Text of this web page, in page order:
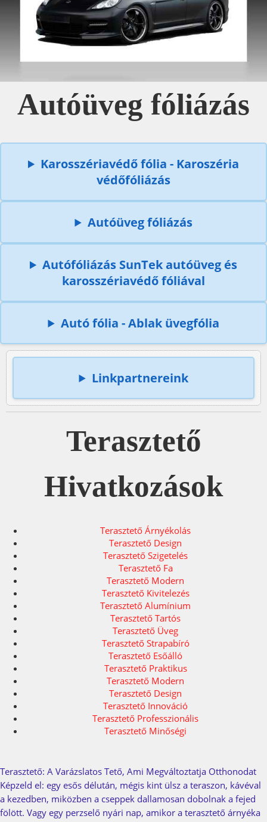
Autóüveg fóliázás
Karosszériavédő fólia - Karoszéria
védőfóliázás
Autóüveg fóliázás
Autófóliázás SunTek autóüveg és
karosszériavédő fóliával
Autó fólia - Ablak üvegfólia
Linkpartnereink
Terasztető
Hivatkozások
Terasztető Árnyékolás
Terasztető Design
Terasztető Szigetelés
Terasztető Fa
Terasztető Modern
Terasztető Kivitelezés
Terasztető Alumínium
Terasztető Tartós
Terasztető Üveg
Terasztető Strapabíró
Terasztető Esőálló
Terasztető Praktikus
Terasztető Modern
Terasztető Design
Terasztető Innováció
Terasztető Professzionális
Terasztető Minőségi
Terasztető: A Varázslatos Tető, Ami Megváltoztatja Otthonodat
Képzeld el: egy esős délután, mégis kint ülsz a teraszon, kávéval
a kezedben, miközben a cseppek dallamosan dobolnak a fejed
fölött. Vagy egy perzselő nyári nap, amikor a terasztető árnyéka